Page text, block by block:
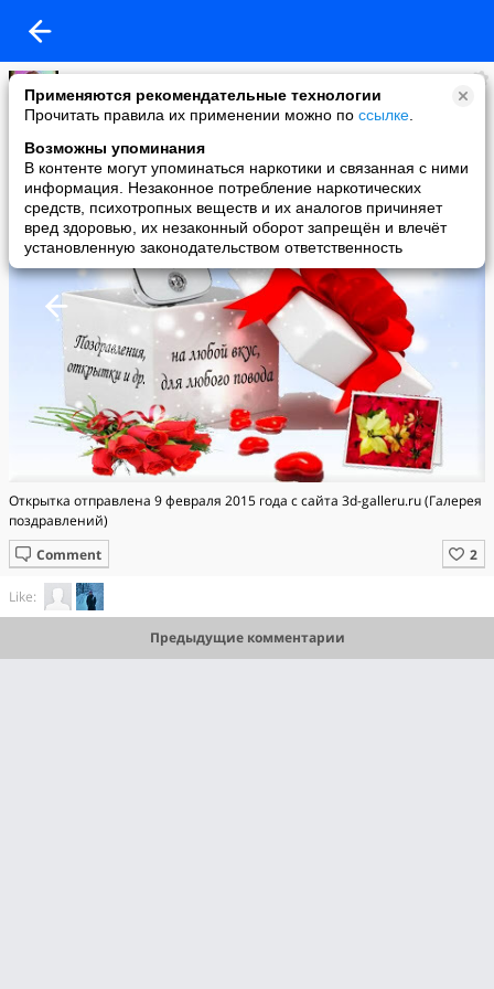
Применяются рекомендательные технологии
Прочитать правила их применении можно по ссылке
Возможны упоминания
В контенте могут упоминаться наркотики и связанная с ними
информация. Незаконное потребление наркотических
средств, психотропных веществ и их аналогов причиняет
вред здоровью, их незаконный оборот запрещён и влечёт
установленную законодательством ответственность
Татьяна Втюрина
added a photo
09 Feb в 08:50
Открытка отправлена 9 февраля 2015 года с сайта 3d-galleru.ru (Галерея
поздравлений)
Comment
Like:
Предыдущие комментарии